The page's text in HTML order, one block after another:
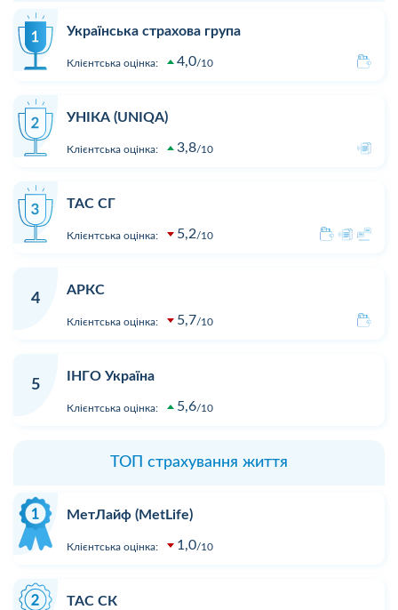
Українська страхова група
Клієнтська оцінка: 4,0 10
УНІКА (UNIQA)
Клієнтська оцінка: 3,8 10
ТАС СГ
Клієнтська оцінка: 5,2 10
4
АРКС
Клієнтська оцінка: 5,7 10
5
ІНГО Україна
Клієнтська оцінка: 5,6 10
ТОП страхування життя
МетЛайф (MetLife)
Клієнтська оцінка: 1,0 10
ТАС СК